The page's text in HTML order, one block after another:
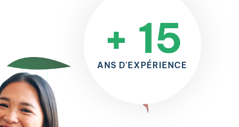
+ 15
ANS D'EXPÉRIENCE